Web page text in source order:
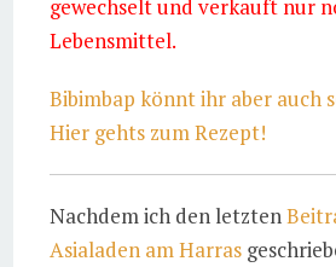
gewechselt und verkauft nur
Lebensmittel.
Bibimbap könnt ihr aber auch
Hier gehts zum Rezept!
Nachdem ich den letzten
Asialaden am Harras